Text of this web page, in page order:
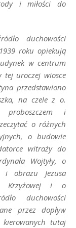
i miłości do
duchowości
roku opiekują
w centrum
tej uroczej wiosce
przedstawiono
na czele z o.
proboszczem i
o różnych
o budowie
witraży do
Wojtyły, o
i obrazu Jezusa
Krzyżowej i o
duchowości
przez dopływ
kierowanych tutaj